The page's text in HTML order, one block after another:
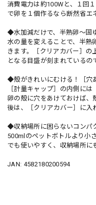
消費電力は約100Wと、１回
で卵を１個作るなら断然省エ
◆水加減だけで、半熟卵〜固
水の量を変えることで、半熟
きます。［クリアカバー］の
となる目盛が刻まれているの
◆殻がきれいにむける！［穴
［計量キャップ］の内側に
卵の殻に穴をあけておけば、
後は、［クリアカバー］に入
◆収納場所に困らないコンパ
500mlのペットボトルより小
でも使いやすく、収納場所に
JAN: 4582180200594